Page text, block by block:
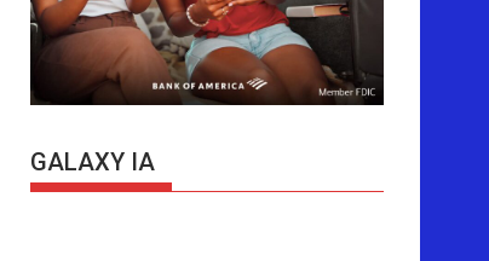
GALAXY IA